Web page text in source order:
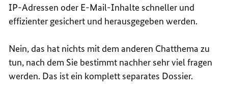
IP-Adressen oder E-Mail-Inhalte schneller und
effizienter gesichert und herausgegeben werden.
Nein, das hat nichts mit dem anderen Chatthema zu
tun, nach dem Sie bestimmt nachher sehr viel fragen
werden. Das ist ein komplett separates Dossier.